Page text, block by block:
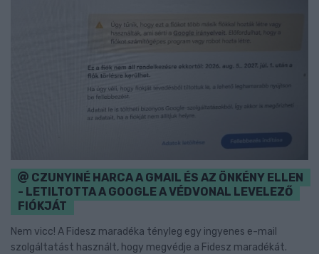
CZUNYINÉ HARCA A GMAIL ÉS AZ ÖNKÉNY ELLEN
- LETILTOTTA A GOOGLE A VÉDVONAL LEVELEZŐ
FIÓKJÁT
Nem vicc! A Fidesz maradéka tényleg egy ingyenes e-mail
szolgáltatást használt, hogy megvédje a Fidesz maradékát.